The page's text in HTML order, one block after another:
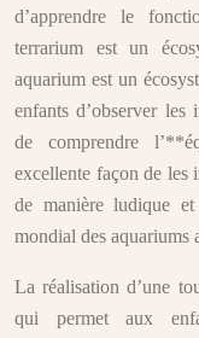
d’apprendre le
terrarium est un
aquarium est un
enfants d’observer les
de comprendre
excellente façon de
de manière ludique
mondial des aquariums
La réalisation d’une
qui permet aux